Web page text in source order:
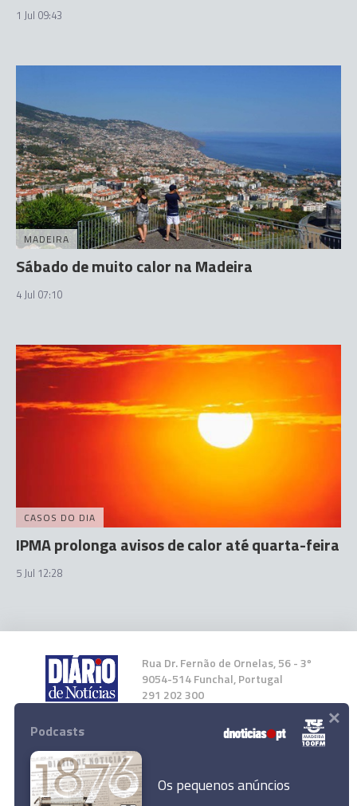
1 Jul 09:43
MADEIRA
Sábado de muito calor na Madeira
4 Jul 07:10
CASOS DO DIA
IPMA prolonga avisos de calor até quarta-feira
5 Jul 12:28
Rua Dr. Fernão de Ornelas, 56 - 3º
9054-514 Funchal, Portugal
291 202 300
Instale a nossa App
Podcasts
Os pequenos anúncios
×